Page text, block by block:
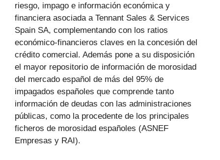
riesgo, impago e información económica y
financiera asociada a Tennant Sales & Services
Spain SA, complementando con los ratios
económico-financieros claves en la concesión del
crédito comercial. Además pone a su disposición
el mayor repositorio de información de morosidad
del mercado español de más del 95% de
impagados españoles que comprende tanto
información de deudas con las administraciones
públicas, como la procedente de los principales
ficheros de morosidad españoles (ASNEF
Empresas y RAI).